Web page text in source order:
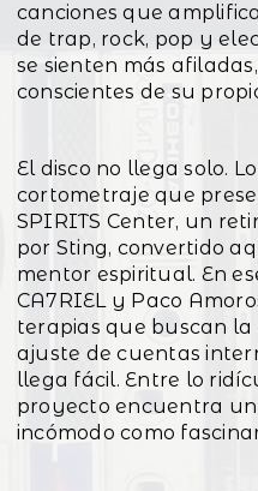
canciones que
de trap, rock, pop y
se sienten más
conscientes de su
El disco no llega solo.
cortometraje que
SPIRITS Center, un
por Sting, convertido
mentor espiritual. En
CA7RIEL y Paco
terapias que buscan la
ajuste de cuentas
llega fácil. Entre lo
proyecto encuentra
incómodo como